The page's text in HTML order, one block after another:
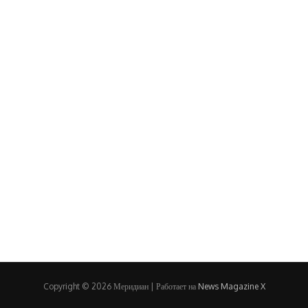
Copyright © 2026 Меридиан | Работает на News Magazine X